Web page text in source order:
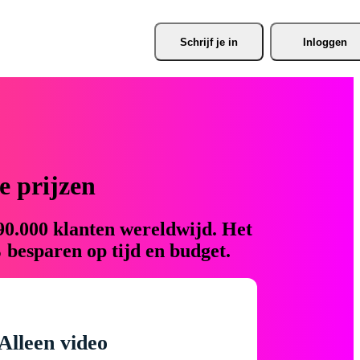
Schrijf je in Inloggen
prijzen
klanten wereldwijd. Het
op tijd en budget.
video